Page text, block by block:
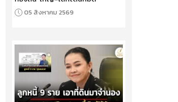
05 สิงหาคม 2569